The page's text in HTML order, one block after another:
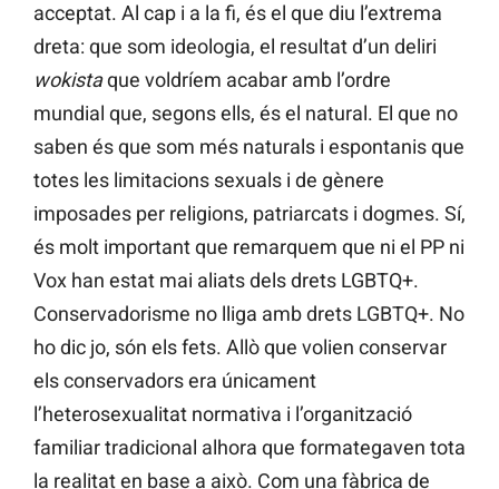
acceptat. Al cap i a la fi, és el que diu l’extrema
dreta: que som ideologia, el resultat d’un deliri
wokistaque voldríem acabar amb l’ordre
mundial que, segons ells, és el natural. El que no
saben és que som més naturals i espontanis que
totes les limitacions sexuals i de gènere
imposades per religions, patriarcats i dogmes. Sí,
és molt important que remarquem que ni el PP ni
Vox han estat mai aliats dels drets LGBTQ+.
Conservadorisme no lliga amb drets LGBTQ+. No
ho dic jo, són els fets. Allò que volien conservar
els conservadors era únicament
l’heterosexualitat normativa i l’organització
familiar tradicional alhora que formategaven tota
la realitat en base a això. Com una fàbrica de